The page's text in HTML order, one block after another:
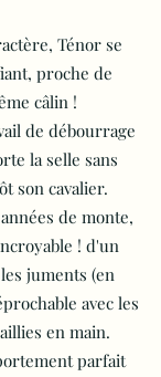
Ténor se
proche de
câlin !
de débourrage
la selle sans
son cavalier.
de monte,
! d'un
juments (en
avec les
en main.
parfait